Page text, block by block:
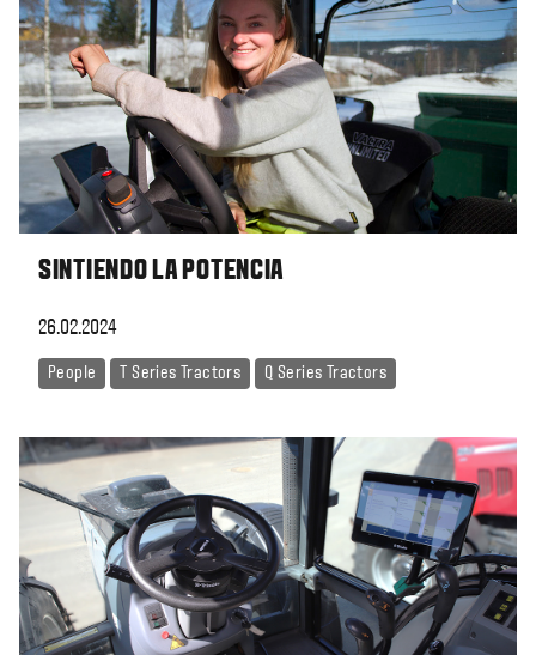
SINTIENDO LA POTENCIA
26.02.2024
People T Series Tractors Q Series Tractors